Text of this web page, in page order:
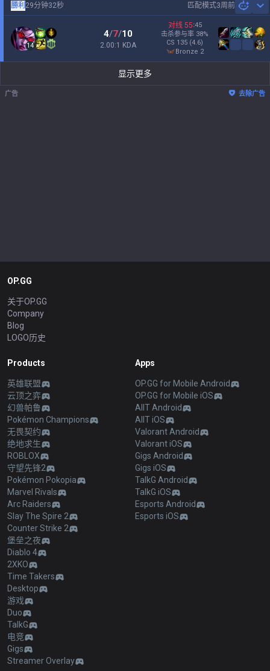
匹配模式3周前
勝利 29分钟32秒
14
4/7/10
2.00:1 KDA
对线 55:45
击杀参与率 38%
CS 135 (4.6)
bronze 2
显示更多
广告 去除广告
OP.GG
关于OP.GG
Company
Blog
LOGO历史
Products
英雄联盟
云顶之弈
幻兽帕鲁
Pokémon Champions
无畏契约
绝地求生
ROBLOX
守望先锋2
Pokémon Pokopia
Marvel Rivals
Arc Raiders
Slay The Spire 2
Counter Strike 2
堡垒之夜
Diablo 4
2XKO
Time Takers
Desktop
游戏
Duo
TalkG
电竞
Gigs
Streamer Overlay
Apps
OP.GG for Mobile Android
OP.GG for Mobile iOS
AllT Android
AllT iOS
Valorant Android
Valorant iOS
Gigs Android
Gigs iOS
TalkG Android
TalkG iOS
Esports Android
Esports iOS